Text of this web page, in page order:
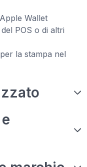
Wallet
POS o di altri
la stampa nel